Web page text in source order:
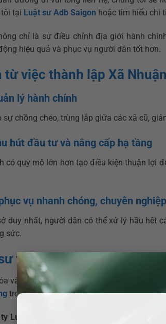
tại Luật sư Adb Saigon hoặc tìm hiểu chi
chỉ là sự điều chỉnh địa giới hành
hiệu quả và phục vụ người dân tốt hơn.
từ việc thành lập Xã
lý hành chính
sự chồng chéo, trùng lắp giữa các xã cũ,
hút đầu tư và nâng cấp hạ tầng
có quy mô lớn hơn tạo điều kiện thuận lợi
vụ nhanh chóng, chuyên nghiệp
duy nhất, người dân có thể xử lý hầu hết
sức.
tranh chấp hợp đồng tại
và phát triển mạnh mẽ tại Xã Nhuận Đức
trong lĩnh vực đất đai, xây dựng, mua
Luật chuyên nghiệp tại TP.HCM